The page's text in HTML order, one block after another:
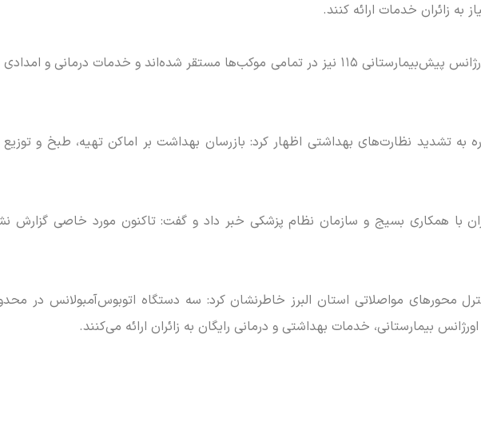
به زائران خدمات ارائه کنند.
شکیب به خبرنگار سیمای البرز افزود: نیرو‌های اورژانس پیش‌بیمارستانی ۱۱۵ نیز در تمامی موکب‌ها مستقر شده‌اند و
به تشدید نظارت‌های بهداشتی اظهار کرد: بازرسان بهداشت بر اماکن تهیه، طبخ و
با همکاری بسیج و سازمان نظام پزشکی خبر داد و گفت: تاکنون مورد خاصی گزارش
محور‌های مواصلاتی استان البرز خاطرنشان کرد: سه دستگاه اتوبوس‌آمبولانس در
بیمارستانی، خدمات بهداشتی و درمانی رایگان به زائران ارائه می‌کنند.